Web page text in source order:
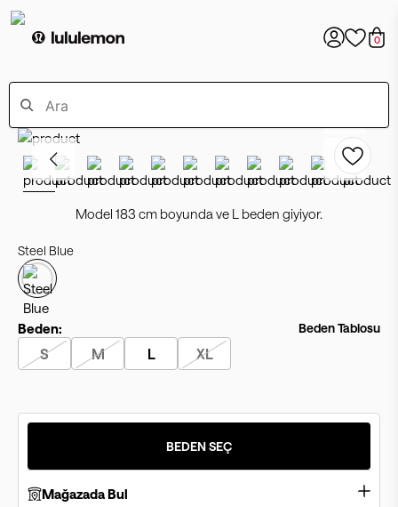
0
Model 183 cm boyunda ve L beden giyiyor.
Steel Blue
Beden: Beden Tablosu
S M L XL
BEDEN SEÇ
Mağazada Bul